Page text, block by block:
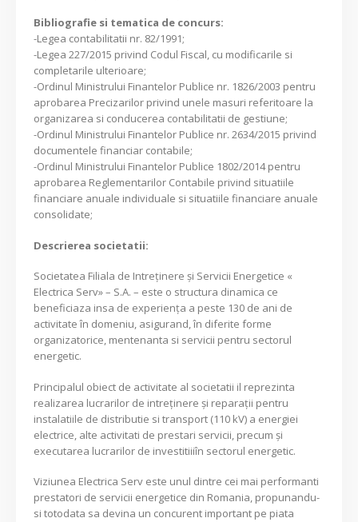
Bibliografie si tematica de concurs:
-Legea contabilitatii nr. 82/1991;
-Legea 227/2015 privind Codul Fiscal, cu modificarile si
completarile ulterioare;
-Ordinul Ministrului Finantelor Publice nr. 1826/2003 pentru
aprobarea Precizarilor privind unele masuri referitoare la
organizarea si conducerea contabilitatii de gestiune;
-Ordinul Ministrului Finantelor Publice nr. 2634/2015 privind
documentele financiar contabile;
-Ordinul Ministrului Finantelor Publice 1802/2014 pentru
aprobarea Reglementarilor Contabile privind situatiile
financiare anuale individuale si situatiile financiare anuale
consolidate;
Descrierea societatii:
Societatea Filiala de Intreţinere şi Servicii Energetice «
Electrica Serv» – S.A. – este o structura dinamica ce
beneficiaza insa de experienţa a peste 130 de ani de
activitate în domeniu, asigurand, în diferite forme
organizatorice, mentenanta si servicii pentru sectorul
energetic.
Principalul obiect de activitate al societatii il reprezinta
realizarea lucrarilor de intreținere și reparații pentru
instalatiile de distributie si transport (110 kV) a energiei
electrice, alte activitati de prestari servicii, precum și
executarea lucrarilor de investitiiiîn sectorul energetic.
Viziunea Electrica Serv este unul dintre cei mai performanti
prestatori de servicii energetice din Romania, propunandu-
si totodata sa devina un concurent important pe piata